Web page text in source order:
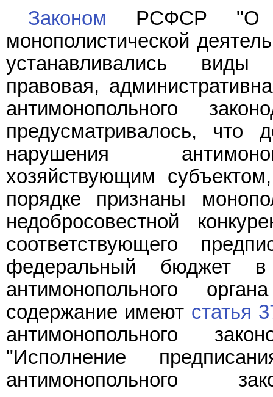
Законом РСФСР "О
монополистической
устанавливались виды
правовая,
антимонопольного
предусматривалось, что
нарушения
хозяйствующим
порядке признаны
недобросовестной
соответствующего
федеральный бюджет
антимонопольного
содержание имеют статья
антимонопольного
"Исполнение
антимонопольного